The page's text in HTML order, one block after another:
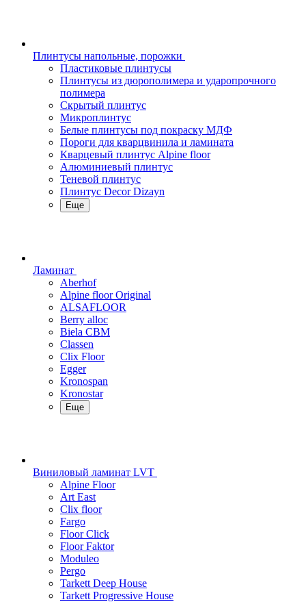
Плинтусы напольные, порожки
Пластиковые плинтусы
Плинтусы из дюрополимера и ударопрочного
полимера
Скрытый плинтус
Микроплинтус
Белые плинтусы под покраску МДФ
Пороги для кварцвинила и ламината
Кварцевый плинтус Alpine floor
Алюминиевый плинтус
Теневой плинтус
Плинтус Decor Dizayn
Еще
Ламинат
Aberhof
Alpine floor Original
ALSAFLOOR
Berry alloc
Biela CBM
Classen
Clix Floor
Egger
Kronospan
Kronostar
Еще
Виниловый ламинат LVT
Alpine Floor
Art East
Clix floor
Fargo
Floor Click
Floor Faktor
Moduleo
Pergo
Tarkett Deep House
Tarkett Progressive House